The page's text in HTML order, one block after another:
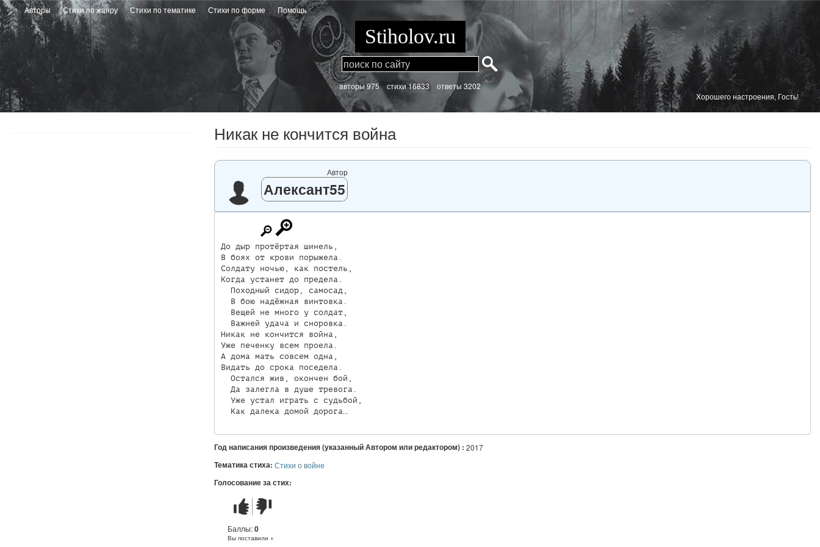
Перейти
к
основному
содержанию
Авторы Стихи по жанру Стихи по тематике Стихи по форме Помощь
Stiholov.ru
aвторы 975 стихи16833 ответы 3202
Хорошего настроения, Гость!
Никак не кончится война
Автор
Алексант55
До дыр протёртая шинель,
В боях от крови порыжела.
Солдату ночью, как постель,
Когда устанет до предела.
  Походный сидор, самосад,
  В бою надёжная винтовка.
  Вещей не много у солдат,
  Важней удача и сноровка.
Никак не кончится война,
Уже печенку всем проела.
А дома мать совсем одна,
Видать до срока поседела.
  Остался жив, окончен бой,
  Да залегла в душе тревога.
  Уже устал играть с судьбой,
  Как далека домой дорога…
Год написания произведения (указанный Автором или редактором) : 2017
Тематика стиха: Стихи о войне
Голосование за стих:
Стих
понравился
Стих
не
понравился
Баллы:0
Вы поставили +